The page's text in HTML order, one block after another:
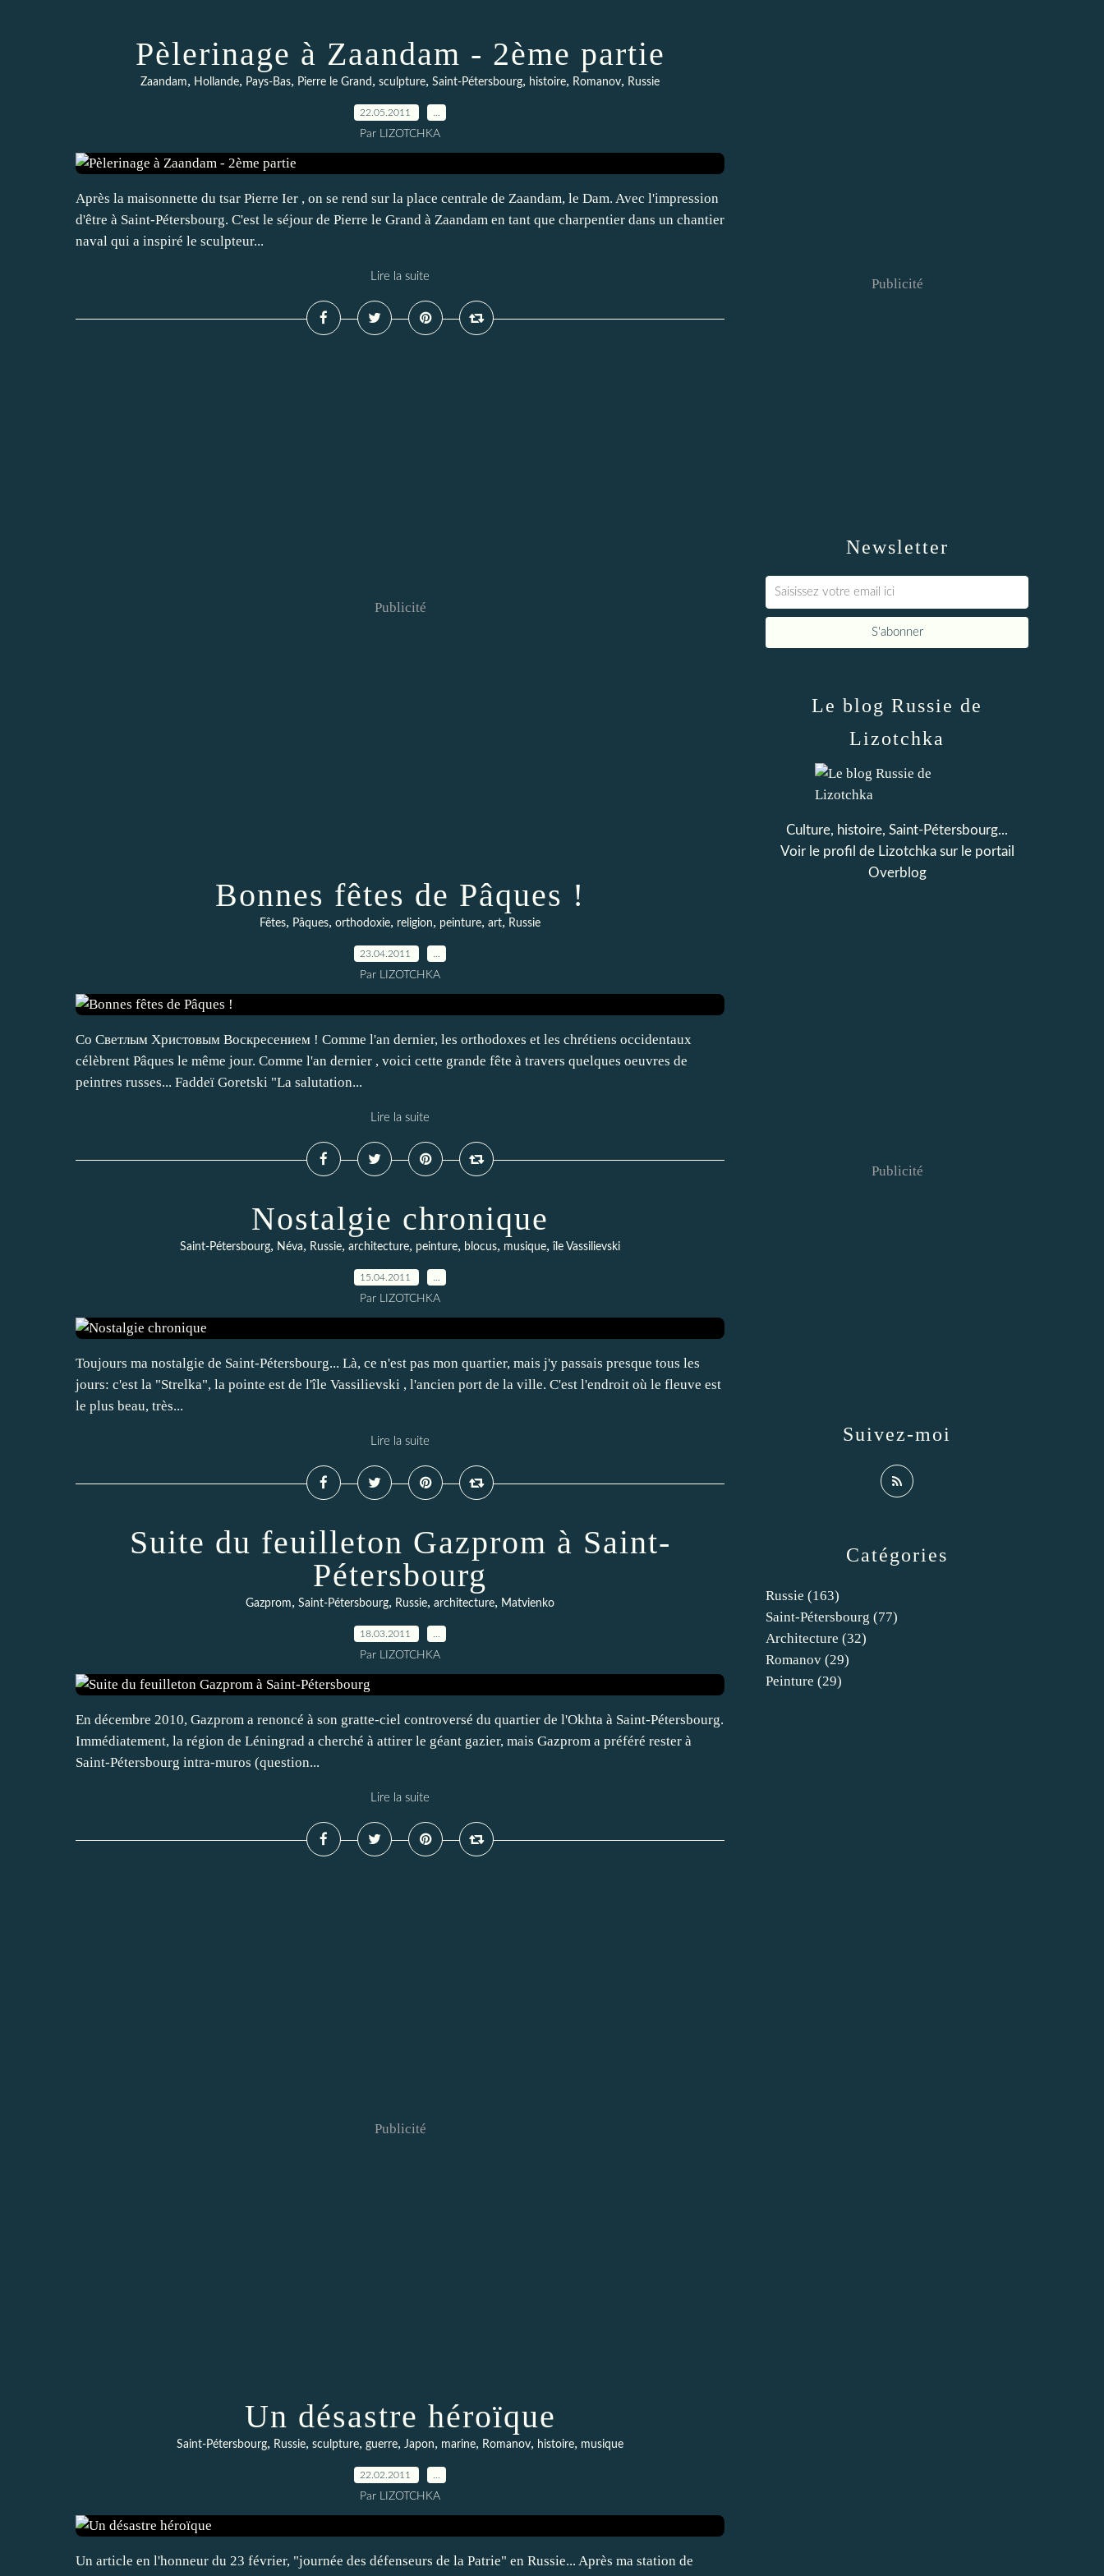
Pèlerinage à Zaandam - 2ème partie
Zaandam, Hollande, Pays-Bas, Pierre le Grand , sculpture, Saint-Pétersbourg, histoire, Romanov, Russie
22.05.2011
Par LIZOTCHKA
Après la maisonnette du tsar Pierre Ier , on se rend sur la place centrale de Zaandam, le Dam. Avec l'impression
d'être à Saint-Pétersbourg. C'est le séjour de Pierre le Grand à Zaandam en tant que charpentier dans un chantier
naval qui a inspiré le sculpteur...
Lire la suite
Publicité
Bonnes fêtes de Pâques !
Fêtes, Pâques, orthodoxie, religion, peinture, art, Russie
23.04.2011
Par LIZOTCHKA
Со Светлым Христовым Воскресением ! Comme l'an dernier, les orthodoxes et les chrétiens occidentaux
célèbrent Pâques le même jour. Comme l'an dernier , voici cette grande fête à travers quelques oeuvres de
peintres russes... Faddeï Goretski "La salutation...
Lire la suite
Nostalgie chronique
Saint-Pétersbourg, Néva, Russie, architecture, peinture, blocus, musique,île Vassilievski
15.04.2011
Par LIZOTCHKA
Toujours ma nostalgie de Saint-Pétersbourg... Là, ce n'est pas mon quartier, mais j'y passais presque tous les
jours: c'est la "Strelka", la pointe est de l'île Vassilievski , l'ancien port de la ville. C'est l'endroit où le fleuve est
le plus beau, très...
Lire la suite
Suite du feuilleton Gazprom à Saint-
Pétersbourg
Gazprom, Saint-Pétersbourg, Russie, architecture, Matvienko
18.03.2011
Par LIZOTCHKA
En décembre 2010, Gazprom a renoncé à son gratte-ciel controversé du quartier de l'Okhta à Saint-Pétersbourg.
Immédiatement, la région de Léningrad a cherché à attirer le géant gazier, mais Gazprom a préféré rester à
Saint-Pétersbourg intra-muros (question...
Lire la suite
Publicité
Un désastre héroïque
Saint-Pétersbourg, Russie, sculpture, guerre, Japon, marine, Romanov, histoire, musique
22.02.2011
Par LIZOTCHKA
Un article en l'honneur du 23 février, "journée des défenseurs de la Patrie" en Russie... Après ma station de
Newsletter
Publicité
Catégories
Russie (163)
Saint-Pétersbourg (77)
Architecture (32)
Romanov (29)
Peinture (29)
Le blog Russie de
Lizotchka
Culture, histoire, Saint-Pétersbourg...
Voir le profil de Lizotchkasur le portail
Overblog
Suivez-moi
Publicité